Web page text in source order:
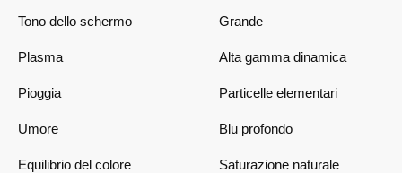
Tono dello schermo
Plasma
Pioggia
Umore
Equilibrio del colore
Grande
Alta gamma dinamica
Particelle elementari
Blu profondo
Saturazione naturale